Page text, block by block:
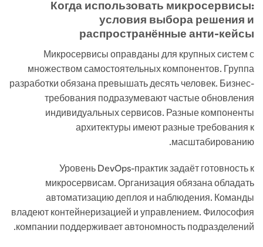
Когда использовать микросервисы:
условия выбора решения и
распространённые анти‑кейсы
Микросервисы оправданы для крупных систем с
множеством самостоятельных компонентов. Группа
разработки обязана превышать десять человек. Бизнес-
требования подразумевают частые обновления
индивидуальных сервисов. Разные компоненты
архитектуры имеют разные требования к
масштабированию.
Уровень DevOps-практик задаёт готовность к
микросервисам. Организация обязана обладать
автоматизацию деплоя и наблюдения. Команды
владеют контейнеризацией и управлением. Философия
компании поддерживает автономность подразделений.